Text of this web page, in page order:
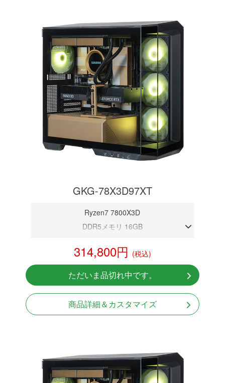
GKG-78X3D97XT
Ryzen7 7800X3D
DDR5メモリ 16GB
NVMeSSD 1TB
無線LAN Bluetooth対応
Windows11 Home 64bit
314,800円 (税込)
ただいま品切れ中です。
商品詳細＆カスタマイズ